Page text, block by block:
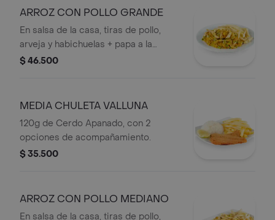
ARROZ CON POLLO GRANDE
En salsa de la casa, tiras de pollo,
arveja y habichuelas + papa a la
francesa.
$ 46.500
MEDIA CHULETA VALLUNA
120g de Cerdo Apanado, con 2
opciones de acompañamiento.
$ 35.500
ARROZ CON POLLO MEDIANO
En salsa de la casa, tiras de pollo,